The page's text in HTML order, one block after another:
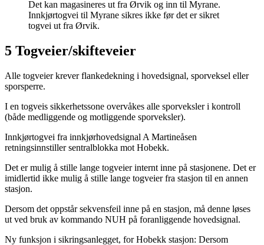
Det kan magasineres ut fra Ørvik og inn til Myrane.
Innkjørtogvei til Myrane sikres ikke før det er sikret
togvei ut fra Ørvik.
5 Togveier/skifteveier
Alle togveier krever flankedekning i hovedsignal, sporveksel eller
sporsperre.
I en togveis sikkerhetssone overvåkes alle sporveksler i kontroll
(både medliggende og motliggende sporveksler).
Innkjørtogvei fra innkjørhovedsignal A Martineåsen
retningsinnstiller sentralblokka mot Hobekk.
Det er mulig å stille lange togveier internt inne på stasjonene. Det er
imidlertid ikke mulig å stille lange togveier fra stasjon til en annen
stasjon.
Dersom det oppstår sekvensfeil inne på en stasjon, må denne løses
ut ved bruk av kommando NUH på foranliggende hovedsignal.
Ny funksjon i sikringsanlegget, for Hobekk stasjon: Dersom